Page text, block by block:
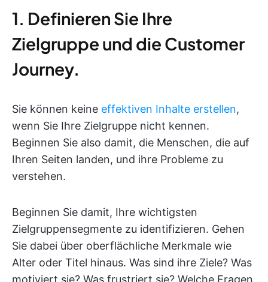
1. Definieren Sie Ihre
Zielgruppe und die Customer
Journey.
Sie können keine effektiven Inhalte erstellen,
wenn Sie Ihre Zielgruppe nicht kennen.
Beginnen Sie also damit, die Menschen, die auf
Ihren Seiten landen, und ihre Probleme zu
verstehen.
Beginnen Sie damit, Ihre wichtigsten
Zielgruppensegmente zu identifizieren. Gehen
Sie dabei über oberflächliche Merkmale wie
Alter oder Titel hinaus. Was sind ihre Ziele? Was
motiviert sie? Was frustriert sie? Welche Fragen